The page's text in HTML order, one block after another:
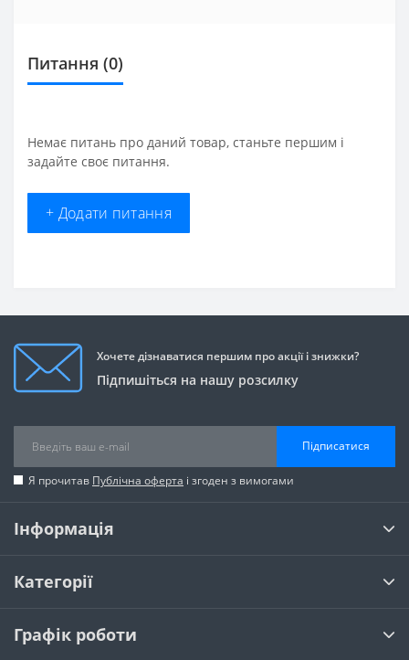
Питання (0)
Немає питань про даний товар, станьте першим і
задайте своє питання.
+ Додати питання
Хочете дізнаватися першим про акції і знижки?
Підпишіться на нашу розсилку
Підписатися
Я прочитав Публічна оферта і згоден з вимогами
Інформація
Категорії
Графік роботи